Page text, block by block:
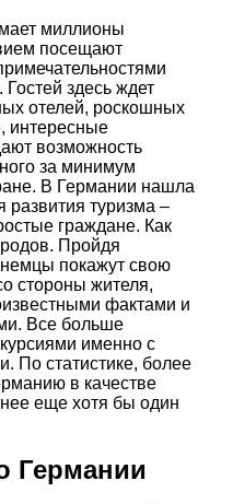
миллионы
посещают
здесь ждет
отелей, роскошных
интересные
возможность
за минимум
В Германии нашла
туризма –
граждане. Как
Пройдя
покажут свою
стороны жителя,
фактами и
Все больше
именно с
По статистике, более
в качестве
еще хотя бы один
Германии